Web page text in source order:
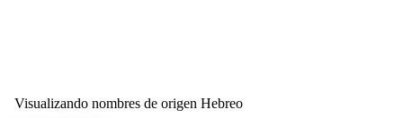
Visualizando nombres de origen Hebreo